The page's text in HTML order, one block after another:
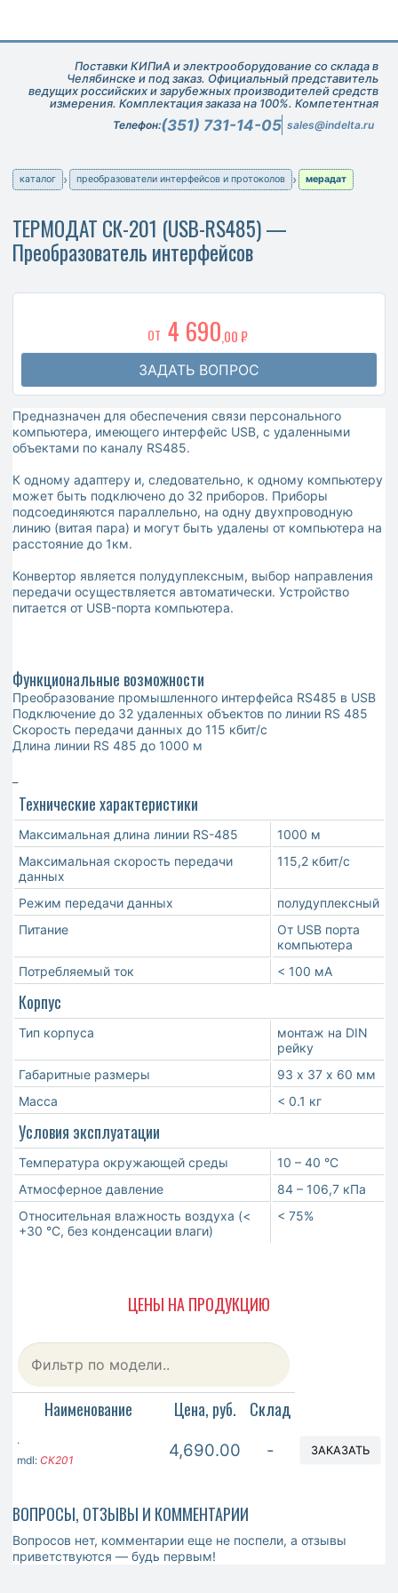
Поставки КИПиА и электрооборудование со склада в
Челябинске и под заказ. Официальный представитель
ведущих российских и зарубежных производителей средств
измерения. Комплектация заказа на 100%. Компетентная
техническая поддержка при подборе оборудования.
Телефон:(351) 731-14-05 sales@indelta.ru
каталог преобразователи интерфейсов и протоколов мерадат
ТЕРМОДАТ СК-201 (USB-RS485) —
Преобразователь интерфейсов
ОТ 4 690,00 ₽
ЗАДАТЬ ВОПРОС
Предназначен для обеспечения связи персонального
компьютера, имеющего интерфейс USB, с удаленными
объектами по каналу RS485.
К одному адаптеру и, следовательно, к одному компьютеру
может быть подключено до 32 приборов. Приборы
подсоединяются параллельно, на одну двухпроводную
линию (витая пара) и могут быть удалены от компьютера на
расстояние до 1км.
Конвертор является полудуплексным, выбор направления
передачи осуществляется автоматически. Устройство
питается от USB-порта компьютера.
Функциональные возможности
Преобразование промышленного интерфейса RS485 в USB
Подключение до 32 удаленных объектов по линии RS 485
Скорость передачи данных до 115 кбит/с
Длина линии RS 485 до 1000 м
Технические характеристики
Максимальная длина линии RS-485
1000 м
Максимальная скорость передачи
данных
115,2 кбит/с
Режим передачи данных
полудуплексный
Питание
От USB порта
компьютера
Потребляемый ток
< 100 мА
Корпус
Тип корпуса
монтаж на DIN
рейку
Габаритные размеры
93 х 37 х 60 мм
Масса
< 0.1 кг
Условия эксплуатации
Температура окружающей среды
10 – 40 °С
Атмосферное давление
84 – 106,7 кПа
Относительная влажность воздуха (<
+30 °С, без конденсации влаги)
< 75%
ЦЕНЫ НА ПРОДУКЦИЮ
Наименование Цена, руб. Склад
.
mdl: СК201 4,690.00 - ЗАКАЗАТЬ
ВОПРОСЫ, ОТЗЫВЫ И КОММЕНТАРИИ
Вопросов нет, комментарии еще не поспели, а отзывы
приветствуются — будь первым!